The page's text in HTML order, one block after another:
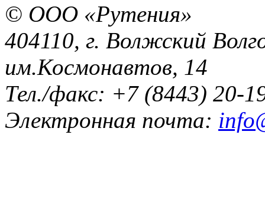
© ООО «Рутения»
404110, г. Волжский
им.Космонавтов, 14
Тел./факс: +7 (8443) 20-
Электронная почта: